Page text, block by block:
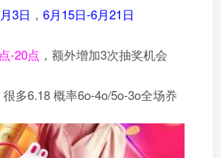
3日 ， 6月15日-6月21日
-20点 ，额外增加3次抽奖机会
多6.18 概率6o-4o/5o-3o全场奍